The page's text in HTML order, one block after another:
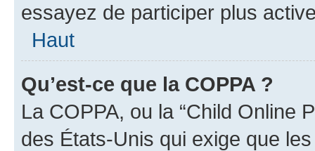
essayez de participer plus
Haut
Qu’est-ce que la COPPA ?
La COPPA, ou la “Child Online
des États-Unis qui exige que